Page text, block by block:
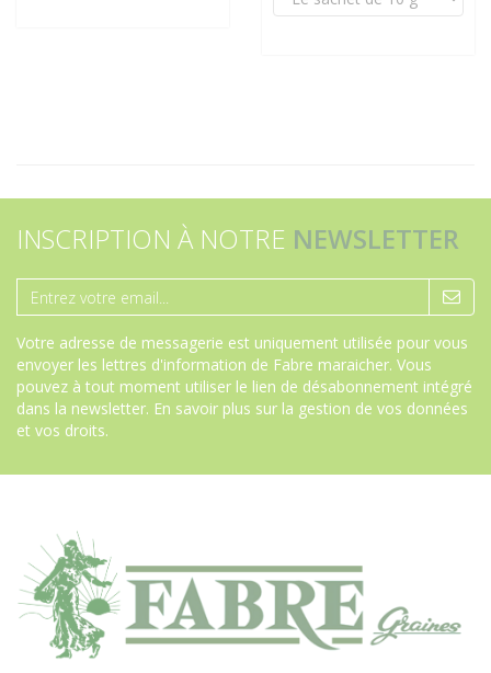
INSCRIPTION À NOTRE NEWSLETTER
Votre adresse de messagerie est uniquement utilisée pour vous
envoyer les lettres d'information de Fabre maraicher. Vous
pouvez à tout moment utiliser le lien de désabonnement intégré
dans la newsletter. En savoir plus sur la gestion de vos données
et vos droits.